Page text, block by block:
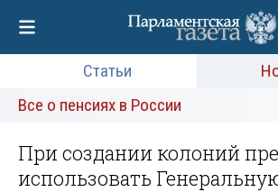
Статьи
Все о пенсиях в России
При создании колоний
использовать